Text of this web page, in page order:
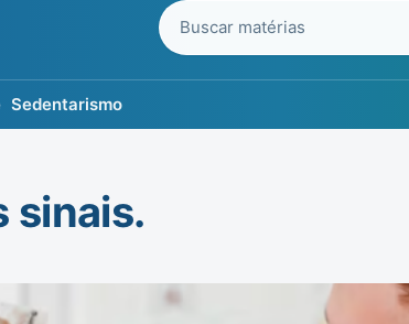
Sedentarismo
Buscar no blog
sinais.